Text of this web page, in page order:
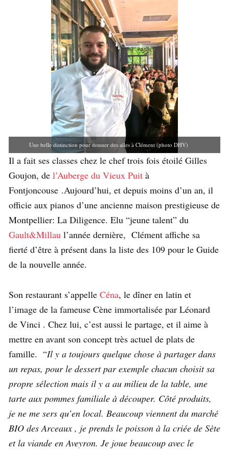
Une belle distinction pour donner des ailes à Clément (photo DHV)
Il a fait ses classes chez le chef trois fois étoilé Gilles
Goujon, de l’Auberge du Vieux Puit à
Fontjoncouse .Aujourd’hui, et depuis moins d’un an, il
officie aux pianos d’une ancienne maison prestigieuse de
Montpellier: La Diligence. Elu “jeune talent” du
Gault&Millau l’année dernière, Clément affiche sa
fierté d’être à présent dans la liste des 109 pour le Guide
de la nouvelle année.
Son restaurant s’appelle Céna, le dîner en latin et
l’image de la fameuse Cène immortalisée par Léonard
de Vinci . Chez lui, c’est aussi le partage, et il aime à
mettre en avant son concept très actuel de plats de
famille. “Il y a toujours quelque chose à partager dans
un repas, pour le dessert par exemple chacun choisit sa
propre sélection mais il y a au milieu de la table, une
tarte aux pommes familiale à découper. Côté produits,
je ne me sers qu’en local. Beaucoup viennent du marché
BIO des Arceaux , je prends le poisson à la criée de Sète
et la viande en Aveyron. Je joue beaucoup avec le